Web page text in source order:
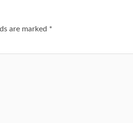
are marked *